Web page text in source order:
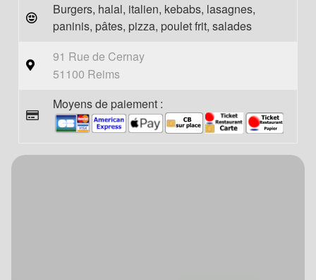
Burgers, halal, italien, kebabs, lasagnes,
paninis, pâtes, pizza, poulet frit, salades
91 Rue de Cernay
51100 Reims
Moyens de paiement :